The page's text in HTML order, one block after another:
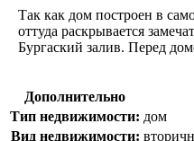
Так как дом построен в
оттуда раскрывается
Бургаский залив. Перед
Дополнительно
Тип недвижимости: дом
Вид недвижимости: